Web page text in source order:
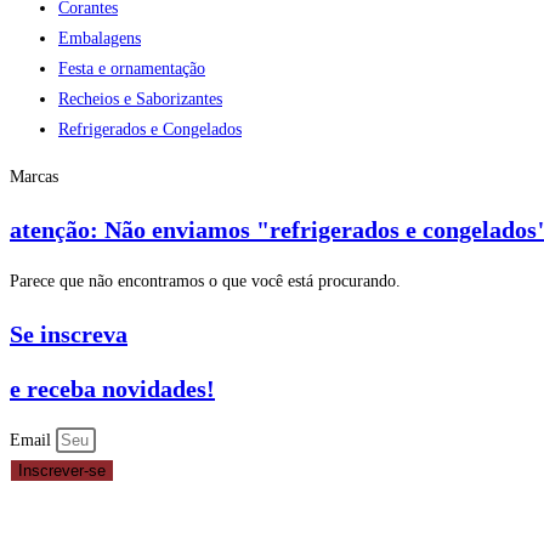
Corantes
Embalagens
Festa e ornamentação
Recheios e Saborizantes
Refrigerados e Congelados
Marcas
atenção: Não enviamos "refrigerados e
Parece que não encontramos o que você está procurando.
Se inscreva
e receba novidades!
Email
Inscrever-se